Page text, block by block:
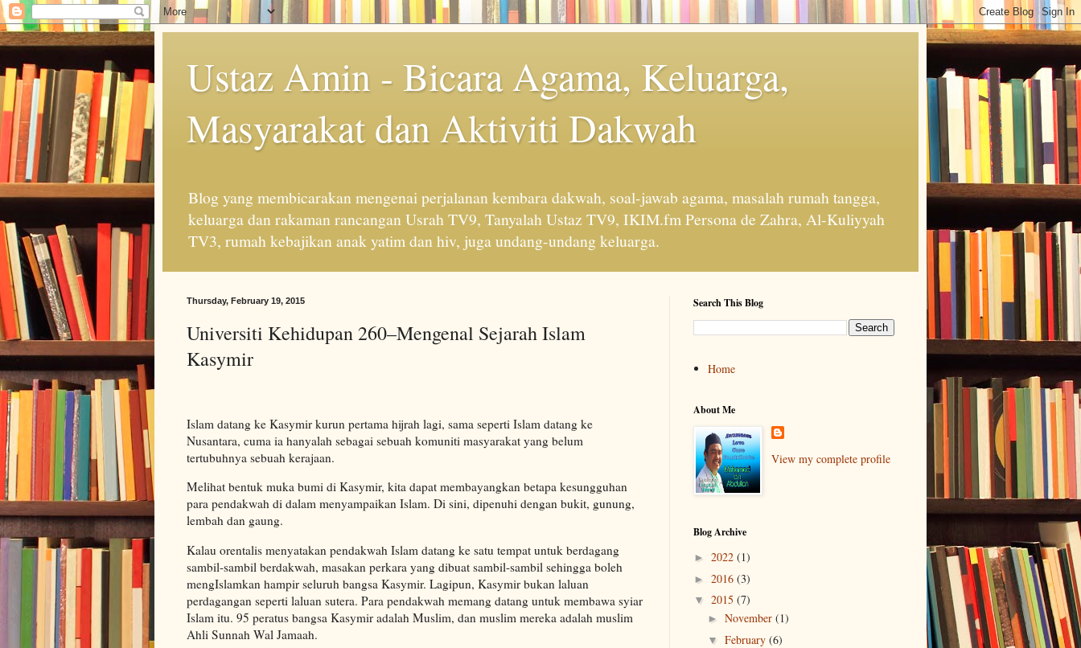
Ustaz Amin - Bicara Agama, Keluarga,
Masyarakat dan Aktiviti Dakwah
Blog yang membicarakan mengenai perjalanan kembara dakwah, soal-jawab agama, masalah rumah tangga,
keluarga dan rakaman rancangan Usrah TV9, Tanyalah Ustaz TV9, IKIM.fm Persona de Zahra, Al-Kuliyyah
TV3, rumah kebajikan anak yatim dan hiv, juga undang-undang keluarga.
Thursday, February 19, 2015
Universiti Kehidupan 260–Mengenal Sejarah Islam
Kasymir
Islam datang ke Kasymir kurun pertama hijrah lagi, sama seperti Islam datang ke
Nusantara, cuma ia hanyalah sebagai sebuah komuniti masyarakat yang belum
tertubuhnya sebuah kerajaan.
Melihat bentuk muka bumi di Kasymir, kita dapat membayangkan betapa kesungguhan
para pendakwah di dalam menyampaikan Islam. Di sini, dipenuhi dengan bukit, gunung,
lembah dan gaung.
Kalau orentalis menyatakan pendakwah Islam datang ke satu tempat untuk berdagang
sambil-sambil berdakwah, masakan perkara yang dibuat sambil-sambil sehingga boleh
mengIslamkan hampir seluruh bangsa Kasymir. Lagipun, Kasymir bukan laluan
perdagangan seperti laluan sutera. Para pendakwah memang datang untuk membawa syiar
Islam itu. 95 peratus bangsa Kasymir adalah Muslim, dan muslim mereka adalah muslim
Ahli Sunnah Wal Jamaah.
Search This Blog
Home
About Me
View my complete profile
Blog Archive
► 2022 (1)
► 2016 (3)
▼ 2015 (7)
► November (1)
▼ February (6)